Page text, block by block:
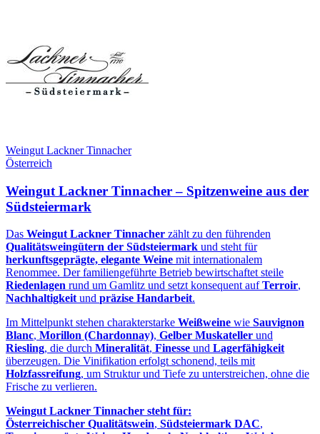
Weingut Lackner Tinnacher
Österreich
Weingut Lackner Tinnacher – Spitzenweine aus der
Südsteiermark
Das Weingut Lackner Tinnacher zählt zu den führenden
Qualitätsweingütern der Südsteiermark und steht für
herkunftsgeprägte, elegante Weine mit internationalem
Renommee. Der familiengeführte Betrieb bewirtschaftet steile
Riedenlagen rund um Gamlitz und setzt konsequent aufTerroir,
Nachhaltigkeit und präzise Handarbeit.
Im Mittelpunkt stehen charakterstarke Weißweine wie Sauvignon
Blanc, Morillon (Chardonnay), Gelber Muskateller und
Riesling, die durch Mineralität, Finesse und Lagerfähigkeit
überzeugen. Die Vinifikation erfolgt schonend, teils mit
Holzfassreifung, um Struktur und Tiefe zu unterstreichen, ohne die
Frische zu verlieren.
Weingut Lackner Tinnacher steht für:
Österreichischer Qualitätswein, Südsteiermark DAC,